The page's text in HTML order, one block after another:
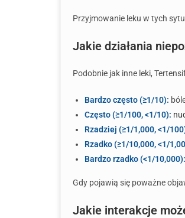
Przyjmowanie leku w tych
Jakie działania
Podobnie jak inne leki,
Bardzo często (≥1/10):
Często (≥1/100, <1/10):
Rzadziej (≥1/1,000, <1/
Rzadko (≥1/10,000, <1/
Bardzo rzadko (<1/10,000):
Gdy pojawią się poważne
Jakie interakcje